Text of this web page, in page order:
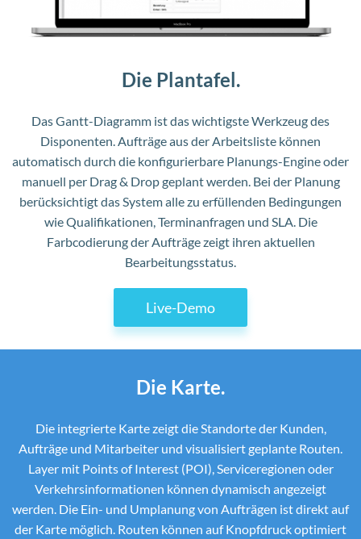
Die Plantafel.
Das Gantt-Diagramm ist das wichtigste Werkzeug des
Disponenten. Aufträge aus der Arbeitsliste können
automatisch durch die konfigurierbare Planungs-Engine oder
manuell per Drag & Drop geplant werden. Bei der Planung
berücksichtigt das System alle zu erfüllenden Bedingungen
wie Qualifikationen, Terminanfragen und SLA. Die
Farbcodierung der Aufträge zeigt ihren aktuellen
Bearbeitungsstatus.
Live-Demo
Die Karte.
Die integrierte Karte zeigt die Standorte der Kunden,
Aufträge und Mitarbeiter und visualisiert geplante Routen.
Layer mit Points of Interest (POI), Serviceregionen oder
Verkehrsinformationen können dynamisch angezeigt
werden. Die Ein- und Umplanung von Aufträgen ist direkt auf
der Karte möglich. Routen können auf Knopfdruck optimiert